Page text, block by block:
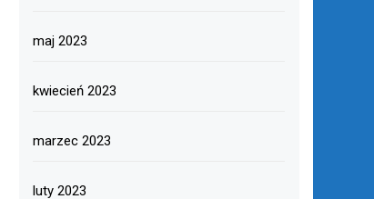
maj 2023
kwiecień 2023
marzec 2023
luty 2023